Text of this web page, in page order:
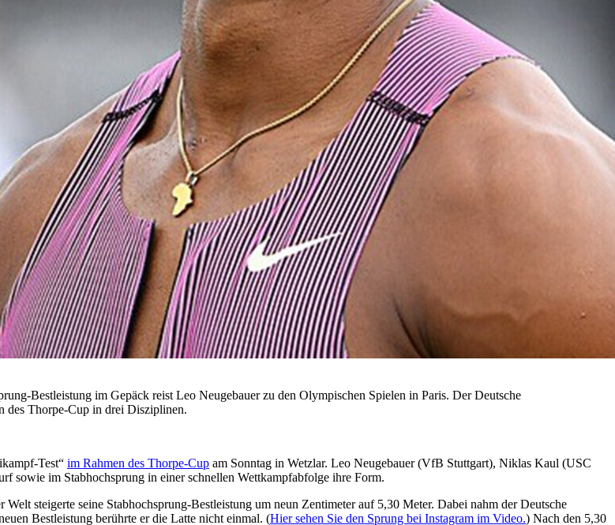
Bestleistung im Gepäck reist Leo Neugebauer zu den Olympischen Spielen in Paris. Der Deutsche
des Thorpe-Cup in drei Disziplinen.
Test“ im Rahmen des Thorpe-Cup am Sonntag in Wetzlar. Leo Neugebauer (VfB Stuttgart), Niklas Kaul (USC
im Stabhochsprung in einer schnellen Wettkampfabfolge ihre Form.
steigerte seine Stabhochsprung-Bestleistung um neun Zentimeter auf 5,30 Meter. Dabei nahm der Deutsche
Bestleistung berührte er die Latte nicht einmal. (Hier sehen Sie den Sprung bei Instagram im Video.) Nach den 5,30